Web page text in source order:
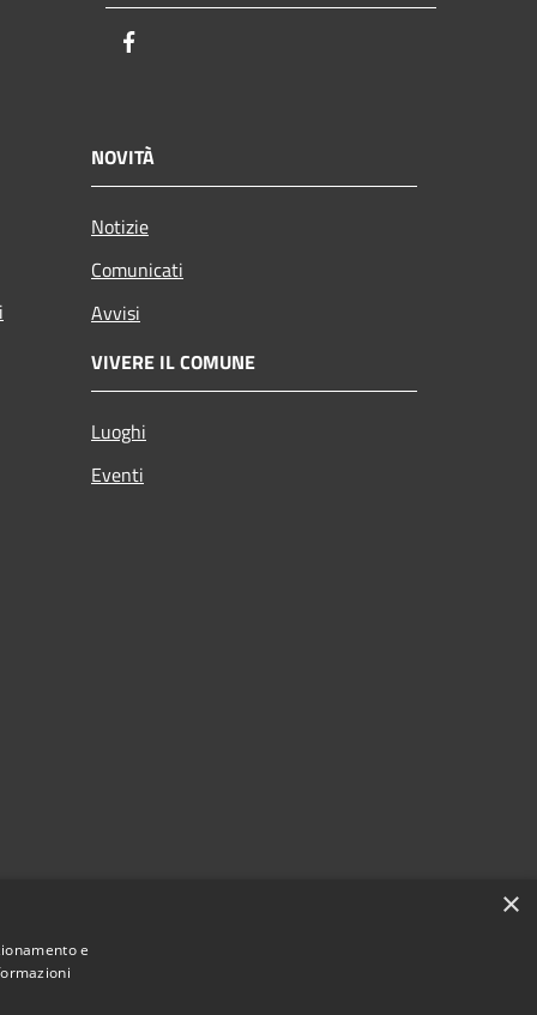
NOVITÀ
Notizie
Comunicati
Avvisi
VIVERE IL COMUNE
Luoghi
Eventi
×
e